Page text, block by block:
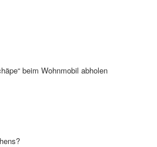
beim Wohnmobil abholen